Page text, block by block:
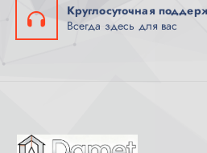
Круглосуточная
Всегда здесь для вас